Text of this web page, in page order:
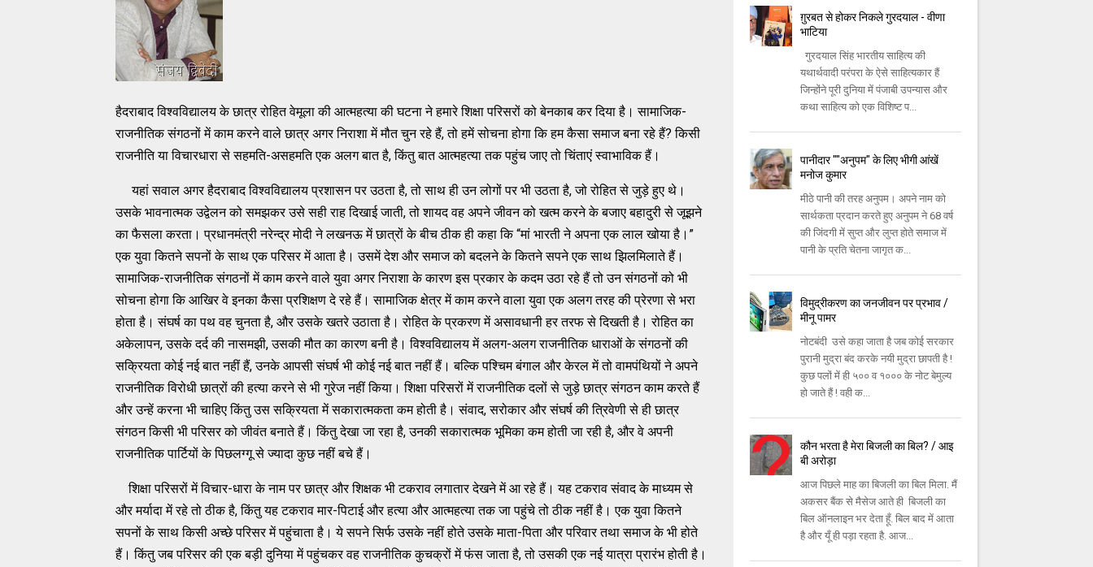
हैदराबाद विश्वविद्यालय के छात्र रोहित वेमूला की आत्महत्या की घटना ने हमारे शिक्षा परिसरों को बेनकाब कर दिया है। सामाजिक-
राजनीतिक संगठनों में काम करने वाले छात्र अगर निराशा में मौत चुन रहे हैं, तो हमें सोचना होगा कि हम कैसा समाज बना रहे हैं? किसी
राजनीति या विचारधारा से सहमति-असहमति एक अलग बात है, किंतु बात आत्महत्या तक पहुंच जाए तो चिंताएं स्वाभाविक हैं।
यहां सवाल अगर हैदराबाद विश्वविद्यालय प्रशासन पर उठता है, तो साथ ही उन लोगों पर भी उठता है, जो रोहित से जुड़े हुए थे।
उसके भावनात्मक उद्वेलन को समझकर उसे सही राह दिखाई जाती, तो शायद वह अपने जीवन को खत्म करने के बजाए बहादुरी से जूझने
का फैसला करता। प्रधानमंत्री नरेन्द्र मोदी ने लखनऊ में छात्रों के बीच ठीक ही कहा कि “मां भारती ने अपना एक लाल खोया है।”
एक युवा कितने सपनों के साथ एक परिसर में आता है। उसमें देश और समाज को बदलने के कितने सपने एक साथ झिलमिलाते हैं।
सामाजिक-राजनीतिक संगठनों में काम करने वाले युवा अगर निराशा के कारण इस प्रकार के कदम उठा रहे हैं तो उन संगठनों को भी
सोचना होगा कि आखिर वे इनका कैसा प्रशिक्षण दे रहे हैं। सामाजिक क्षेत्र में काम करने वाला युवा एक अलग तरह की प्रेरणा से भरा
होता है। संघर्ष का पथ वह चुनता है, और उसके खतरे उठाता है। रोहित के प्रकरण में असावधानी हर तरफ से दिखती है। रोहित का
अकेलापन, उसके दर्द की नासमझी, उसकी मौत का कारण बनी है। विश्वविद्यालय में अलग-अलग राजनीतिक धाराओं के संगठनों की
सक्रियता कोई नई बात नहीं हैं, उनके आपसी संघर्ष भी कोई नई बात नहीं हैं। बल्कि पश्चिम बंगाल और केरल में तो वामपंथियों ने अपने
राजनीतिक विरोधी छात्रों की हत्या करने से भी गुरेज नहीं किया। शिक्षा परिसरों में राजनीतिक दलों से जुड़े छात्र संगठन काम करते हैं
और उन्हें करना भी चाहिए किंतु उस सक्रियता में सकारात्मकता कम होती है। संवाद, सरोकार और संघर्ष की त्रिवेणी से ही छात्र
संगठन किसी भी परिसर को जीवंत बनाते हैं। किंतु देखा जा रहा है, उनकी सकारात्मक भूमिका कम होती जा रही है, और वे अपनी
राजनीतिक पार्टियों के पिछलग्गू से ज्यादा कुछ नहीं बचे हैं।
शिक्षा परिसरों में विचार-धारा के नाम पर छात्र और शिक्षक भी टकराव लगातार देखने में आ रहे हैं। यह टकराव संवाद के माध्यम से
और मर्यादा में रहे तो ठीक है, किंतु यह टकराव मार-पिटाई और हत्या और आत्महत्या तक जा पहुंचे तो ठीक नहीं है। एक युवा कितने
सपनों के साथ किसी अच्छे परिसर में पहुंचाता है। ये सपने सिर्फ उसके नहीं होते उसके माता-पिता और परिवार तथा समाज के भी होते
हैं। किंतु जब परिसर की एक बड़ी दुनिया में पहुंचकर वह राजनीतिक कुचक्रों में फंस जाता है, तो उसकी एक नई यात्रा प्रारंभ होती है।
ग़ुरबत से होकर निकले गुरदयाल - वीणा
भाटिया
गुरदयाल सिंह भारतीय साहित्य की
यथार्थवादी परंपरा के ऐसे साहित्यकार हैं
जिन्होंने पूरी दुनिया में पंजाबी उपन्यास और
कथा साहित्य को एक विशिष्ट प...
पानीदार ""अनुपम" के लिए भीगी आंखें
मनोज कुमार
मीठे पानी की तरह अनुपम। अपने नाम को
सार्थकता प्रदान करते हुए अनुपम ने 68 वर्ष
की जिंदगी में सुप्त और लुप्त होते समाज में
पानी के प्रति चेतना जागृत क...
विमुद्रीकरण का जनजीवन पर प्रभाव /
मीनू पामर
नोटबंदी उसे कहा जाता है जब कोई सरकार
पुरानी मुद्रा बंद करके नयी मुद्रा छापती है !
कुछ पलों में ही ५०० व १००० के नोट बेमुल्य
हो जाते हैं ! वही क...
कौन भरता है मेरा बिजली का बिल? / आइ
बी अरोड़ा
आज पिछले माह का बिजली का बिल मिला. मैं
अकसर बैंक से मैसेज आते ही बिजली का
बिल ऑनलाइन भर देता हूँ. बिल बाद में आता
है और यूँ ही पड़ा रहता है. आज...